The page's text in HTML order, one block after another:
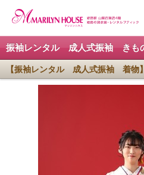
振袖レンタル 成人式振袖 きも
【振袖レンタル 成人式振袖 着物